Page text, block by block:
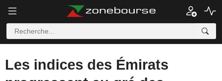
Les indices des Émirats